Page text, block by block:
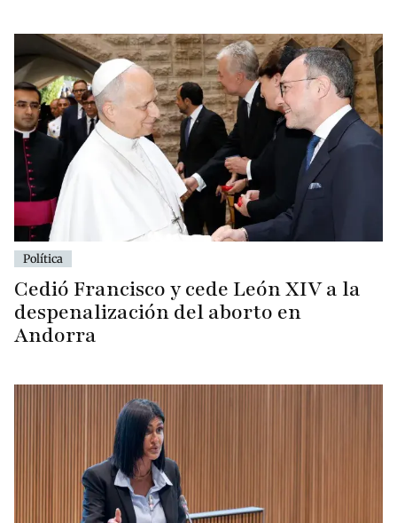
Política
Cedió Francisco y cede León XIV a la
despenalización del aborto en
Andorra